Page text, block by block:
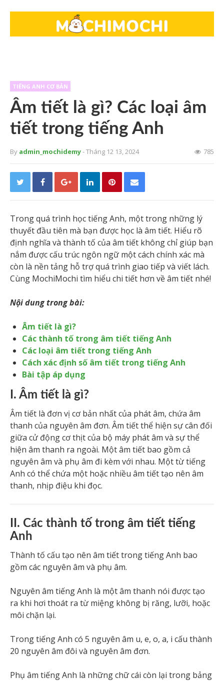
TIẾNG ANH CƠ BẢN
Âm tiết là gì? Các loại âm
tiết trong tiếng Anh
By admin_mochidemy- Tháng 12 13, 2024 785
Trong quá trình học tiếng Anh, một trong những lý
thuyết đầu tiên mà bạn được học là âm tiết. Hiểu rõ
định nghĩa và thành tố của âm tiết không chỉ giúp bạn
nắm được cấu trúc ngôn ngữ một cách chính xác mà
còn là nền tảng hỗ trợ quá trình giao tiếp và viết lách.
Cùng MochiMochi tìm hiểu chi tiết hơn về âm tiết nhé!
Nội dung trong bài:
Âm tiết là gì?
Các thành tố trong âm tiết tiếng Anh
Các loại âm tiết trong tiếng Anh
Cách xác định số âm tiết trong tiếng Anh
Bài tập áp dụng
I. Âm tiết là gì?
Âm tiết là đơn vị cơ bản nhất của phát âm, chứa âm
thanh của nguyên âm đơn. Âm tiết thể hiện sự cân đối
giữa cử động cơ thịt của bộ máy phát âm và sự thể
hiện âm thanh ra ngoài. Một âm tiết bao gồm cả
nguyên âm và phụ âm đi kèm với nhau. Một từ tiếng
Anh có thể chứa một hoặc nhiều âm tiết tạo nên âm
thanh, nhịp điệu khi đọc.
II. Các thành tố trong âm tiết tiếng
Anh
Thành tố cấu tạo nên âm tiết trong tiếng Anh bao
gồm các nguyên âm và phụ âm.
Nguyên âm tiếng Anh là một âm thanh nói được tạo
ra khi hơi thoát ra từ miệng không bị răng, lưỡi, hoặc
môi chặn lại.
Trong tiếng Anh có 5 nguyên âm u, e, o, a, i cấu thành
20 nguyên âm đôi và nguyên âm đơn.
Phụ âm tiếng Anh là những chữ cái còn lại trong bảng